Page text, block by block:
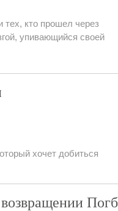
кто прошел через
упивающийся своей
хочет добиться